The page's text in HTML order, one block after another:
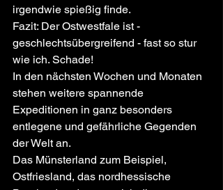
irgendwie spießig finde.
Fazit: Der Ostwestfale ist -
geschlechtsübergreifend - fast so stur
wie ich. Schade!
In den nächsten Wochen und Monaten
stehen weitere spannende
Expeditionen in ganz besonders
entlegene und gefährliche Gegenden
der Welt an.
Das Münsterland zum Beispiel,
Ostfriesland, das nordhessische